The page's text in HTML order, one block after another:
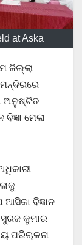
at Aska
ଜିଲ୍ଲା
ଅନୁଷ୍ଟିତ
ମେଳା
ବିଜ୍ଞାନ
ସୁରଜ କୁମାର
ପରିଚାଳନା